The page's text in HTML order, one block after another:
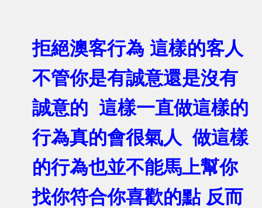
拒絕澳客行為 這樣的客人
不管你是有誠意還是沒有
誠意的 這樣一直做這樣的
行為真的會很氣人 做這樣
的行為也並不能馬上幫你
找你符合你喜歡的點 反而